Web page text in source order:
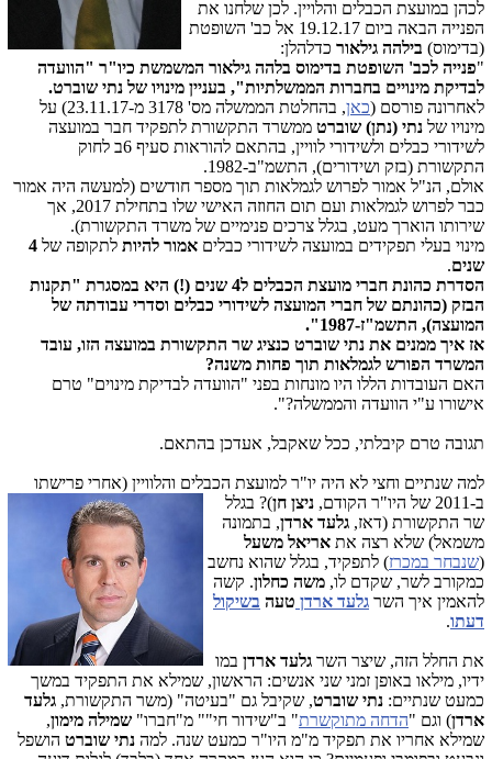
לכהן במועצת הכבלים והלויין. לכן שלחנו את
הפנייה הבאה ביום 19.12.17 אל כב' השופטת
(בדימוס) בילהה גילאור כדלהלן:
"פנייה לכב' השופטת בדימוס בלהה גילאור המשמשת כיו"ר "הוועדה
לבדיקת מינויים בחברות הממשלתיות", בעניין מינויו של נתי שוברט.
לאחרונה פורסם (כאן
, בהחלטת הממשלה מס' 3178 מ-23.11.17) על
מינויו של נתי (נתן) שוברט ממשרד התקשורת לתפקיד חבר במועצה
לשידורי כבלים ולשידורי לוויין, בהתאם להוראות סעיף 6ב לחוק
התקשורת (בזק ושידורים), התשמ"ב-1982.
אולם, הנ"ל אמור לפרוש לגמלאות תוך מספר חודשים (למעשה היה אמור
כבר לפרוש לגמלאות ועם תום החוזה האישי שלו בתחילת 2017, אך
שירותו הוארך מעט, בגלל צרכים פנימיים של משרד התקשורת).
מינוי בעלי תפקידים במועצה לשידורי כבלים אמור להיות לתקופה של 4
שנים.
הסדרת כהונת חברי מועצת הכבלים ל4 שנים (!) היא במסגרת "תקנות
הבזק (כהונתם של חברי המועצה לשידורי כבלים וסדרי עבודתה של
המועצה), התשמ"ז-1987".
אז איך ממנים את נתי שוברט כנציג שר התקשורת במועצה הזו, עובד
המשרד הפורש לגמלאות תוך פחות משנה?
האם העובדות הללו היו מונחות בפני "הוועדה לבדיקת מינוים" טרם
אישורו ע"י הוועדה והממשלה?".
תגובה טרם קיבלתי, ככל שאקבל, אעדכן בהתאם.
למה שנתיים וחצי לא היה יו"ר למועצת הכבלים והלוויין (אחרי פרישתו
ב-2011 של היו"ר הקודם,
ניצן חן)? בגלל
שר התקשורת (דאז, גלעד ארדן, בתמונה
משמאל) שלא רצה את אריאל משעל
(שנבחר במכרז) לתפקיד, בגלל שהוא נחשב
כמקורב לשר, שקדם לו, משה כחלון. קשה
להאמין איך השר גלעד ארדן טעה בשיקול
דעתו.
את החלל הזה, שיצר השר גלעד ארדן במו
ידיו, מילאו באופן זמני שני אנשים: הראשון, שמילא את התפקיד במשך
כמעט שנתיים: נתי שוברט, שקיבל גם "בעיטה" (משר התקשורת, גלעד
ארדן) וגם "הדחה מתוקשרת" ב"שידור חי"" מ"חברו" שמילה מימון,
שמילא אחריו את תפקיד מ"מ היו"ר כמעט שנה. למה נתי שוברט הושפל